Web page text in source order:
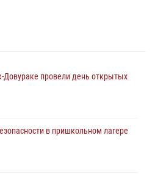
Довураке провели день открытых
в пришкольном лагере